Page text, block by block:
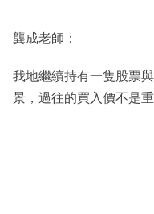
龔成老師：
我地繼續持有一隻股票
景，過往的買入價不是